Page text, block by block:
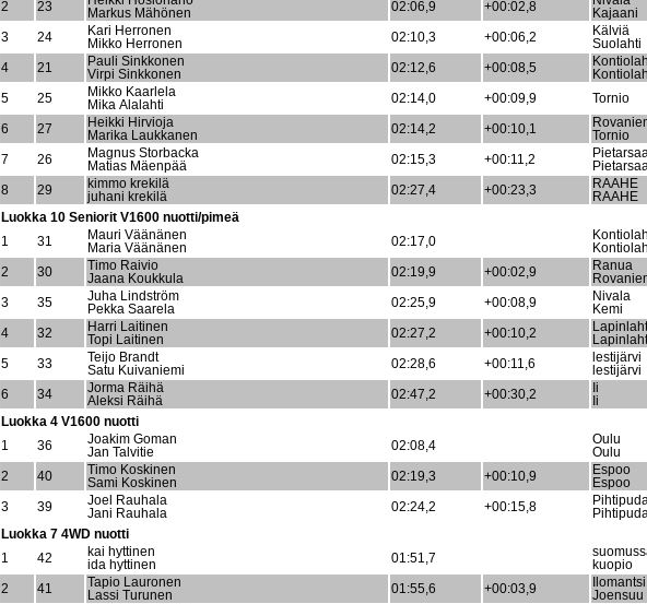
2
23
Markus Mähönen
02:06,9 +00:02,8
Kajaani
3
24
Kari Herronen
Mikko Herronen
02:10,3 +00:06,2
Kälviä
Suolahti
4
21
Pauli Sinkkonen
Virpi Sinkkonen
02:12,6 +00:08,5
5
25
Mikko Kaarlela
Mika Alalahti
02:14,0 +00:09,9
Tornio
6
27
Heikki Hirvioja
Marika Laukkanen
02:14,2 +00:10,1
Tornio
7
26
Magnus Storbacka
Matias Mäenpää
02:15,3 +00:11,2
8
29
kimmo krekilä
juhani krekilä
02:27,4 +00:23,3
RAAHE
RAAHE
Luokka 10 Seniorit V1600 nuotti/pimeä
1
31
Mauri Väänänen
Maria Väänänen
02:17,0
2
30
Timo Raivio
Jaana Koukkula
02:19,9 +00:02,9
Ranua
3
35
Juha Lindström
Pekka Saarela
02:25,9 +00:08,9
Nivala
Kemi
4
32
Harri Laitinen
Topi Laitinen
02:27,2 +00:10,2
5
33
Teijo Brandt
Satu Kuivaniemi
02:28,6 +00:11,6
lestijärvi
lestijärvi
6
34
Jorma Räihä
Aleksi Räihä
02:47,2 +00:30,2
Ii
Ii
Luokka 4 V1600 nuotti
1
36
Joakim Goman
Jan Talvitie
02:08,4
Oulu
Oulu
2
40
Timo Koskinen
Sami Koskinen
02:19,3 +00:10,9
Espoo
Espoo
3
39
Joel Rauhala
Jani Rauhala
02:24,2 +00:15,8
Luokka 7 4WD nuotti
1
42
kai hyttinen
ida hyttinen
01:51,7
kuopio
2
41
Tapio Lauronen
Lassi Turunen
01:55,6 +00:03,9
Ilomantsi
Joensuu